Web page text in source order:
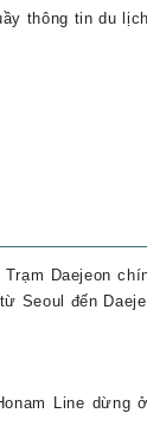
thông tin du
Daejeon
đến
Line dừng